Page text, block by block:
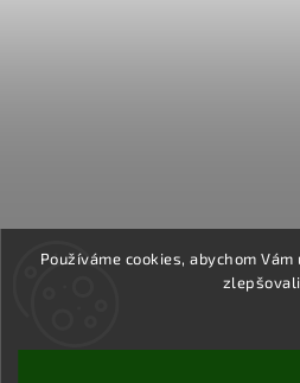
Používáme cookies, abychom